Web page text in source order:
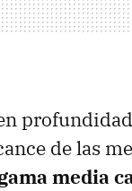
de las
media